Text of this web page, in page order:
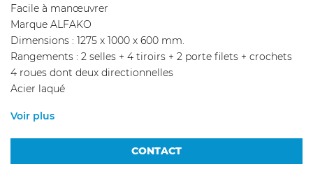
Facile à manœuvrer
Marque ALFAKO
Dimensions : 1275 x 1000 x 600 mm.
Rangements : 2 selles + 4 tiroirs + 2 porte filets + crochets
4 roues dont deux directionnelles
Acier laqué
Voir plus
CONTACT